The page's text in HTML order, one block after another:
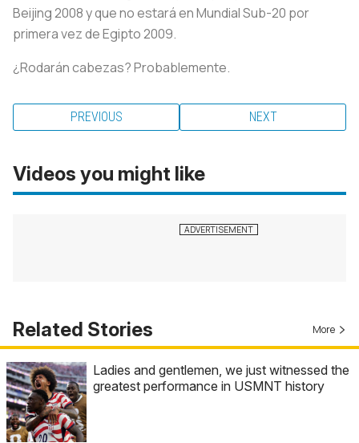
Beijing 2008 y que no estará en Mundial Sub-20 por
primera vez de Egipto 2009.
¿Rodarán cabezas? Probablemente.
PREVIOUS NEXT
Videos you might like
Related Stories More
Ladies and gentlemen, we just witnessed the
greatest performance in USMNT history